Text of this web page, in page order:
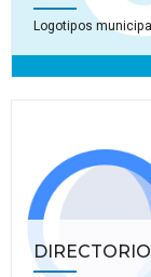
Logotipos